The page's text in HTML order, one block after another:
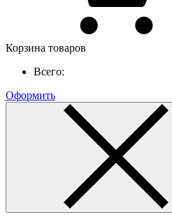
Корзина товаров
Всего:
Оформить